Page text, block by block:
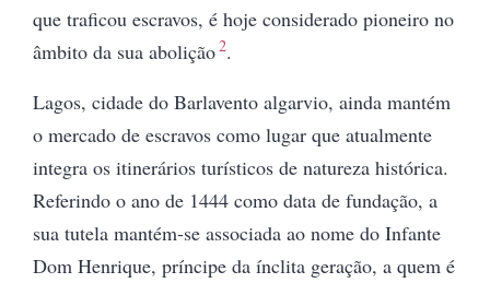
que traficou escravos, é hoje considerado pioneiro no
âmbito da sua abolição2.
Lagos, cidade do Barlavento algarvio, ainda mantém
o mercado de escravos como lugar que atualmente
integra os itinerários turísticos de natureza histórica.
Referindo o ano de 1444 como data de fundação, a
sua tutela mantém-se associada ao nome do Infante
Dom Henrique, príncipe da ínclita geração, a quem é